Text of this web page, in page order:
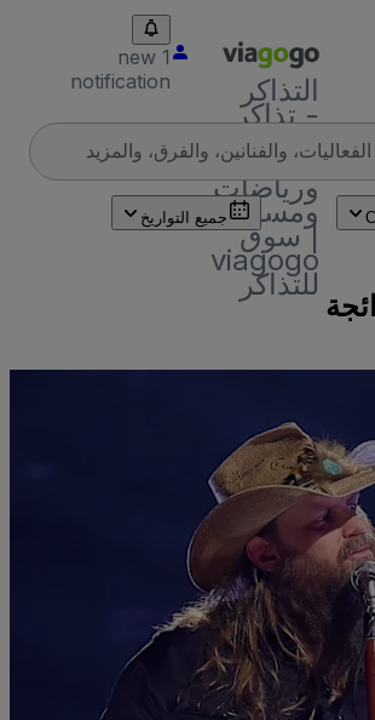
التذاكر
- تذاكر
حفلات
موسيقية
ورياضات
ومسارح
| سوق
viagogo
للتذاكر
1 new
notification
جميع التواريخ